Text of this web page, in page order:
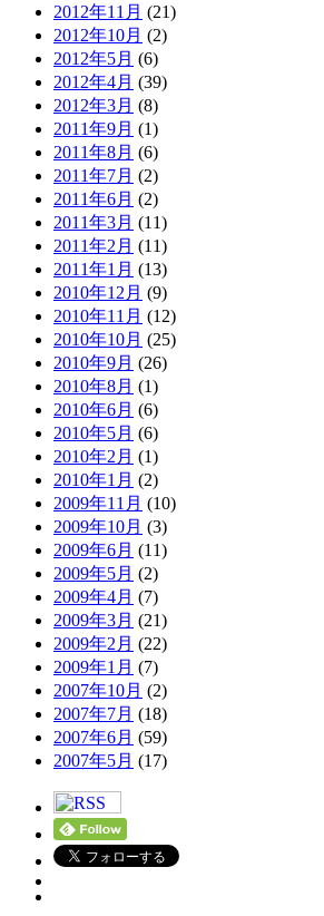
2012年11月 (21)
2012年10月 (2)
2012年5月 (6)
2012年4月 (39)
2012年3月 (8)
2011年9月 (1)
2011年8月 (6)
2011年7月 (2)
2011年6月 (2)
2011年3月 (11)
2011年2月 (11)
2011年1月 (13)
2010年12月 (9)
2010年11月 (12)
2010年10月 (25)
2010年9月 (26)
2010年8月 (1)
2010年6月 (6)
2010年5月 (6)
2010年2月 (1)
2010年1月 (2)
2009年11月 (10)
2009年10月 (3)
2009年6月 (11)
2009年5月 (2)
2009年4月 (7)
2009年3月 (21)
2009年2月 (22)
2009年1月 (7)
2007年10月 (2)
2007年7月 (18)
2007年6月 (59)
2007年5月 (17)